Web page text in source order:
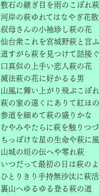
敷石の継ぎ目を雨のこぼれ萩
河岸の萩ゆれてはなやぎ花
叔母さんの小袖珍し萩の花
仙台衆これを宮城野萩と言ふ
道すがら萩を見つけて話接ぐ
口真似の上手い恋人萩の花
滅法萩の花に好かるる男
山風に舞い上がり飛ぶこぼ
萩の家の遠くにありて紅ほ
参道を細めて萩の盛りかな
むやみやたらに萩を触りつ
ちっぽけな星の生命や萩に風
山城の垣の伝へや零れ萩
いつだって最初の日は萩の
ひとりきり手持無沙汰に萩
裏山へゆるゆる登る萩の道